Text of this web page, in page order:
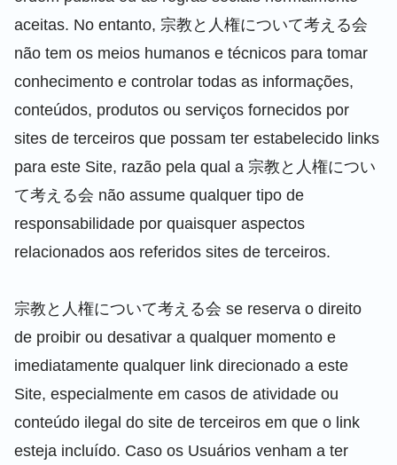
aceitas. No entanto, 宗教と人権について考える会
não tem os meios humanos e técnicos para tomar
conhecimento e controlar todas as informações,
conteúdos, produtos ou serviços fornecidos por
sites de terceiros que possam ter estabelecido links
para este Site, razão pela qual a 宗教と人権につい
て考える会 não assume qualquer tipo de
responsabilidade por quaisquer aspectos
relacionados aos referidos sites de terceiros.
宗教と人権について考える会 se reserva o direito
de proibir ou desativar a qualquer momento e
imediatamente qualquer link direcionado a este
Site, especialmente em casos de atividade ou
conteúdo ilegal do site de terceiros em que o link
esteja incluído. Caso os Usuários venham a ter